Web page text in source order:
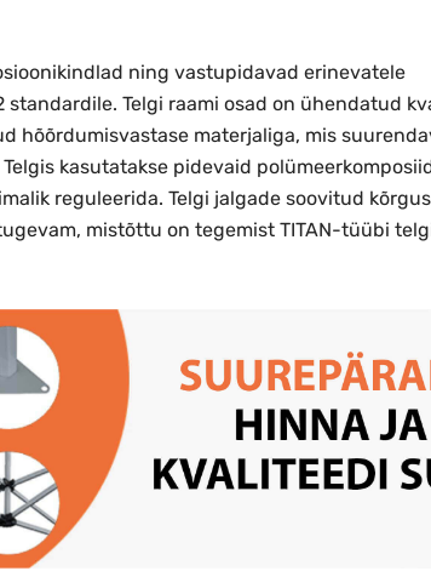
ning vastupidavad erinevatele
Telgi raami osad on ühendatud
hõõrdumisvastase materjaliga, mis
kasutatakse pidevaid
reguleerida. Telgi jalgade soovitud
mistõttu on tegemist TITAN-tüübi